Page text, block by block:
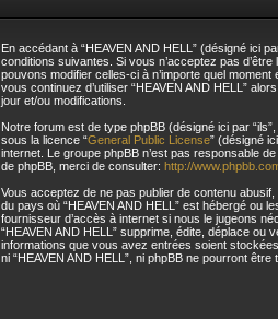
En accédant à “HEAVEN AND HELL” (désigné ici
conditions suivantes. Si vous n’acceptez pas
pouvons modifier celles-ci à n’importe quel
vous continuez d’utiliser “HEAVEN AND HELL”
jour et/ou modifications.
Notre forum est de type phpBB (désigné ici par
sous la licence “General Public License” (désigné
internet. Le groupe phpBB n’est pas responsable
de phpBB, merci de consulter: http://
Vous acceptez de ne pas publier de contenu
du pays où “HEAVEN AND HELL” est hébergé ou
fournisseur d’accès à internet si nous le jugeons
“HEAVEN AND HELL” supprime, édite, déplace
informations que vous avez entrées soient
ni “HEAVEN AND HELL”, ni phpBB ne pourront